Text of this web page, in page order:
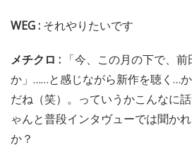
WEG : それやりたいです
メチクロ : 「今、この月の下で、
か」……と感じながら新作を聴く…
だね（笑）。っていうかこんなに
ゃんと普段インタヴューでは聞か
か？